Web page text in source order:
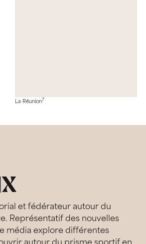
La Réunion7
et fédérateur autour du
Représentatif des nouvelles
média explore différentes